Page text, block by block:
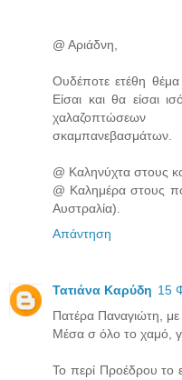
@ Αριάδνη,
Ουδέποτε ετέθη
Είσαι και θα είσαι
σκαμπανεβασμάτων.
@ Καληνύχτα στους
@ Καλημέρα στους
Αυστραλία).
Απάντηση
Τατιάνα Καρύδη 15
Πατέρα Παναγιώτη, με
Μέσα σ όλο το χαμό,
Το περί Προέδρου το